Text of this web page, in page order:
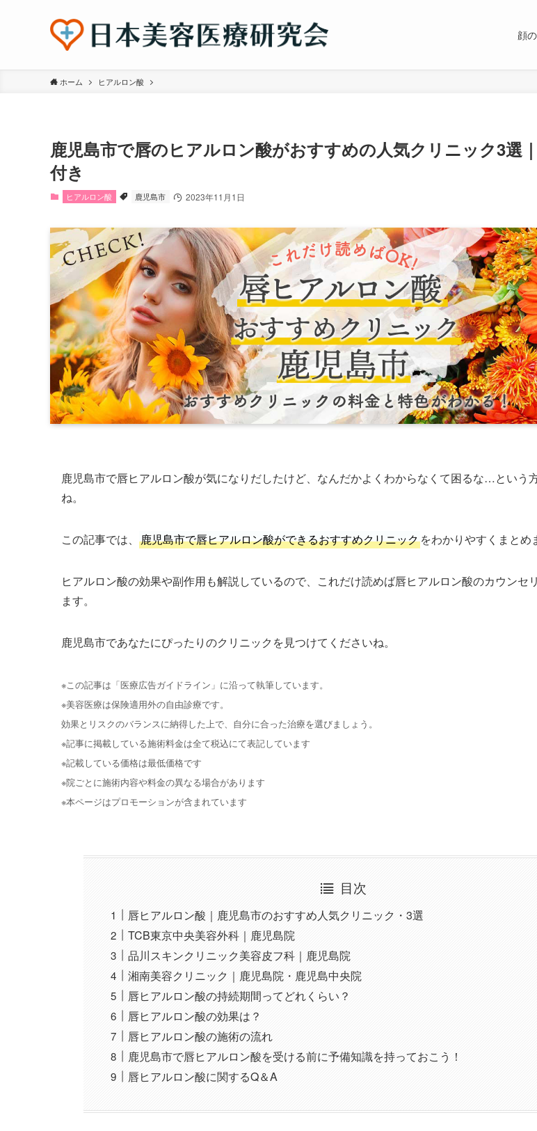
顔
ホーム ヒアルロン酸
鹿児島市で唇のヒアルロン酸がおすすめの人気クリニック3選
付き
ヒアルロン酸 鹿児島市 2023年11月1日
鹿児島市で唇ヒアルロン酸が気になりだしたけど、なんだかよくわからなくて困るな…という
ね。
この記事では、 鹿児島市で唇ヒアルロン酸ができるおすすめクリニックをわかりやすくまとめ
ヒアルロン酸の効果や副作用も解説しているので、これだけ読めば唇ヒアルロン酸のカウンセ
ます。
鹿児島市であなたにぴったりのクリニックを見つけてくださいね。
※この記事は「医療広告ガイドライン」に沿って執筆しています。
※美容医療は保険適用外の自由診療です。
効果とリスクのバランスに納得した上で、自分に合った治療を選びましょう。
※記事に掲載している施術料金は全て税込にて表記しています
※記載している価格は最低価格です
※院ごとに施術内容や料金の異なる場合があります
※本ページはプロモーションが含まれています
目次
唇ヒアルロン酸｜鹿児島市のおすすめ人気クリニック・3選
TCB東京中央美容外科｜鹿児島院
品川スキンクリニック美容皮フ科｜鹿児島院
湘南美容クリニック｜鹿児島院・鹿児島中央院
唇ヒアルロン酸の持続期間ってどれくらい？
唇ヒアルロン酸の効果は？
唇ヒアルロン酸の施術の流れ
鹿児島市で唇ヒアルロン酸を受ける前に予備知識を持っておこう！
唇ヒアルロン酸に関するQ＆A